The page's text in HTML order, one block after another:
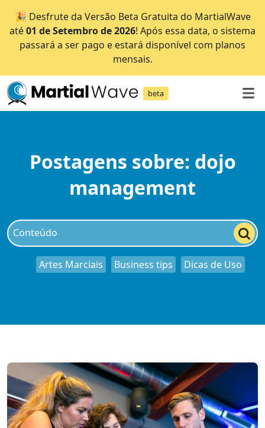
🎉 Desfrute da Versão Beta Gratuita do MartialWave
até01 de Setembro de 2026! Após essa data, o sistema
passará a ser pago e estará disponível com planos
mensais.
beta
Postagens sobre: dojo
management
Artes Marciais Business tips Dicas de Uso